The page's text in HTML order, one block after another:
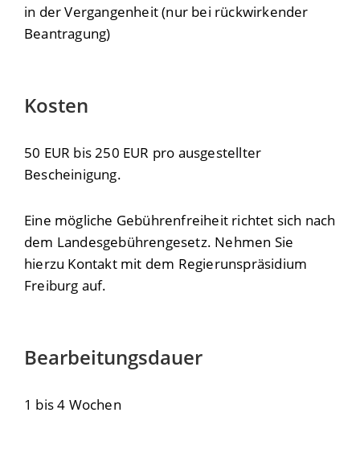
in der Vergangenheit (nur bei rückwirkender
Beantragung)
Kosten
50 EUR bis 250 EUR pro ausgestellter
Bescheinigung.
Eine mögliche Gebührenfreiheit richtet sich nach
dem Landesgebührengesetz. Nehmen Sie
hierzu Kontakt mit dem Regierunspräsidium
Freiburg auf.
Bearbeitungsdauer
1 bis 4 Wochen